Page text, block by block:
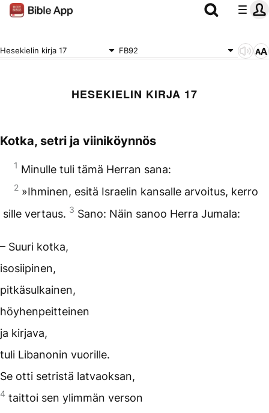
Hesekielin kirja 17 FB92
HESEKIELIN KIRJA 17
Kotka, setri ja viiniköynnös
1 Minulle tuli tämä Herran sana:
2 »Ihminen, esitä Israelin kansalle arvoitus, kerro
sille vertaus. 3 Sano: Näin sanoo Herra Jumala:
– Suuri kotka,
isosiipinen,
pitkäsulkainen,
höyhenpeitteinen
ja kirjava,
tuli Libanonin vuorille.
Se otti setristä latvaoksan,
4 taittoi sen ylimmän verson